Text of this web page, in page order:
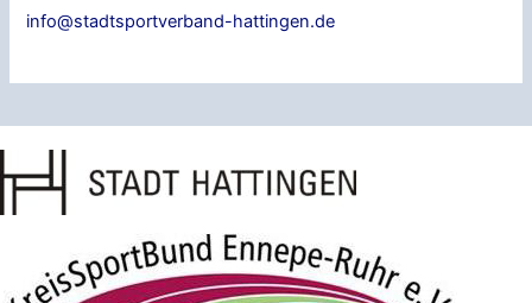
info@stadtsportverband-hattingen.de